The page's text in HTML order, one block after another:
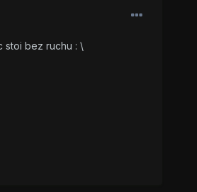
stoi bez ruchu : \